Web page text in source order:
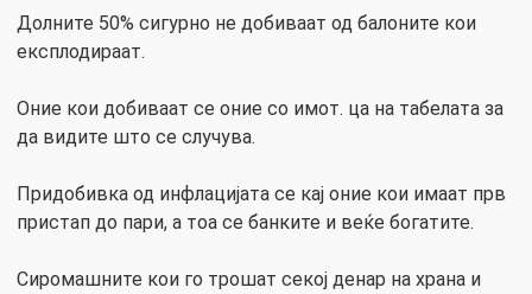
Долните 50% сигурно не добиваат од балоните кои
експлодираат.
Оние кои добиваат се оние со имот. ца на табелата за
да видите што се случува.
Придобивка од инфлацијата се кај оние кои имаат прв
пристап до пари, а тоа се банките и веќе богатите.
Сиромашните кои го трошат секој денар на храна и